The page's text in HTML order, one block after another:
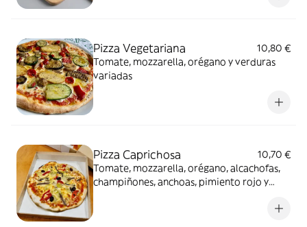
Pizza Vegetariana
10,80 €
Tomate, mozzarella, orégano y verduras
variadas
Pizza Caprichosa
10,70 €
Tomate, mozzarella, orégano, alcachofas,
champiñones, anchoas, pimiento rojo y